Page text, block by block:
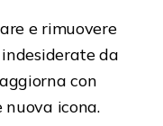
e rimuovere
da
con
icona.